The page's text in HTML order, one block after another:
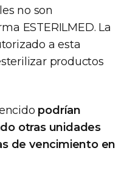
no son
ESTERILMED. La
a esta
productos
podrían
otras unidades
de vencimiento en